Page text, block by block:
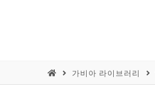
가비아 라이브러리